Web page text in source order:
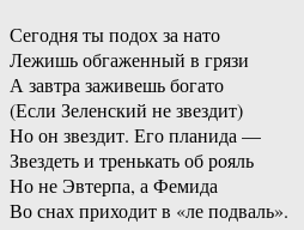
Сегодня ты подох за нато
Лежишь обгаженный в грязи
А завтра заживешь богато
(Если Зеленский не звездит)
Но он звездит. Его планида —
Звездеть и тренькать об рояль
Но не Эвтерпа, а Фемида
Во снах приходит в «ле подваль».